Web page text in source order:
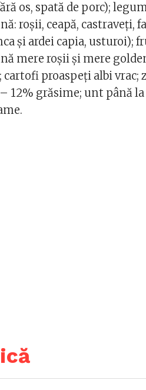
os, spată de porc);
roşii, ceapă, castraveţi,
şi ardei capia, usturoi);
mere roşii şi mere
proaspeţi albi vrac;
12% grăsime; unt până